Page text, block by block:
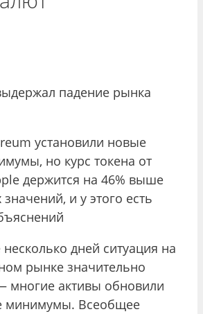
падение рынка
установили новые
но курс токена от
держится на 46% выше
значений, и у этого есть
дней ситуация на
рынке значительно
многие активы обновили
минимумы. Всеобщее